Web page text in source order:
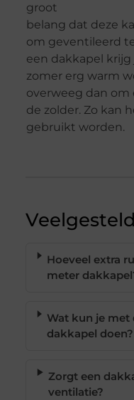
groot
belang dat deze
om geventileerd
een dakkapel
zomer erg warm
overweeg dan om
de zolder. Zo kan
gebruikt worden.
Hoeveel extra
meter
Wat kun je met
dakkapel doen?
Zorgt een
ventilatie?